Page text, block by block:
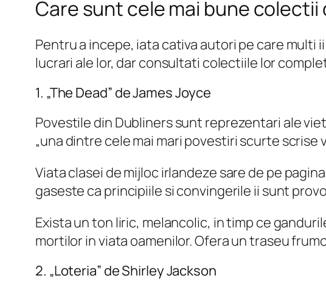
Care sunt cele mai bune
Pentru a incepe, iata cativa autori pe care multi
lucrari ale lor, dar consultati colectiile lor
1. „The Dead” de James Joyce
Povestile din Dubliners sunt reprezentari ale
„una dintre cele mai mari povestiri scurte scrise
Viata clasei de mijloc irlandeze sare de pe
gaseste ca principiile si convingerile ii sunt
Exista un ton liric, melancolic, in timp ce
mortilor in viata oamenilor. Ofera un traseu
2. „Loteria” de Shirley Jackson